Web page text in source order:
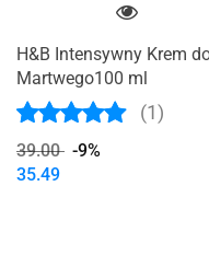
H&B Intensywny Krem
Martwego100 ml
(1)
39.00 -9%
35.49